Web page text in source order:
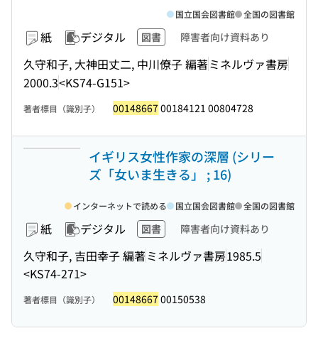
紙 デジタル 図書 障害者向け資料あり
久守和子, 大神田丈二, 中川僚子 編著ミネルヴァ書房
2000.3<KS74-G151>
国立国会図書館 全国の図書館
著者標目（識別子） 00148667 00184121 00804728
イギリス女性作家の深層 (シリー
ズ「女いま生きる」 ; 16)
紙 デジタル 図書 障害者向け資料あり
久守和子, 吉田幸子 編著ミネルヴァ書房1985.5
<KS74-271>
インターネットで読める 国立国会図書館 全国の図書館
著者標目（識別子） 00148667 00150538